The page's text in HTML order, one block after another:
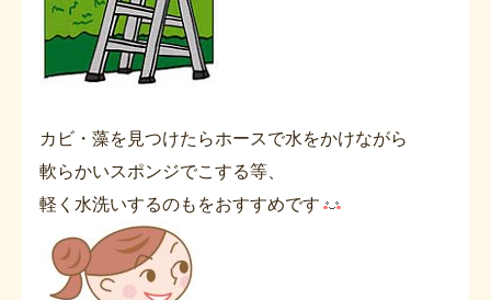
カビ・藻を見つけたらホースで水をかけながら
軟らかいスポンジでこする等、
軽く水洗いするのもをおすすめです